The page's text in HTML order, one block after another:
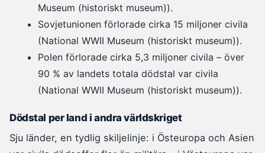
Museum (historiskt museum)).
Sovjetunionen förlorade cirka 15 miljoner civila
(National WWII Museum (historiskt museum)).
Polen förlorade cirka 5,3 miljoner civila – över
90 % av landets totala dödstal var civila
(National WWII Museum (historiskt museum)).
Dödstal per land i andra världskriget
Sju länder, en tydlig skiljelinje: i Östeuropa och Asien